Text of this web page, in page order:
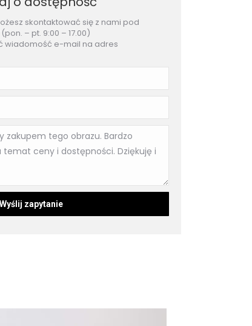
skontaktować się z nami pod
– pt. 9:00 – 17.00)
wiadomość e-mail na adres